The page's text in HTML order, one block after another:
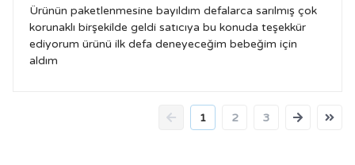
Ürünün paketlenmesine bayıldım defalarca sarılmış çok
korunaklı birşekilde geldi satıcıya bu konuda teşekkür
ediyorum ürünü ilk defa deneyeceğim bebeğim için
aldım
1 2 3